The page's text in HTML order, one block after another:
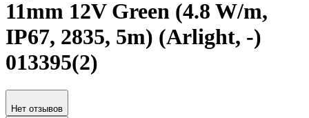
11mm 12V Green (4.8 W/m,
IP67, 2835, 5m) (Arlight, -)
013395(2)
Нет отзывов